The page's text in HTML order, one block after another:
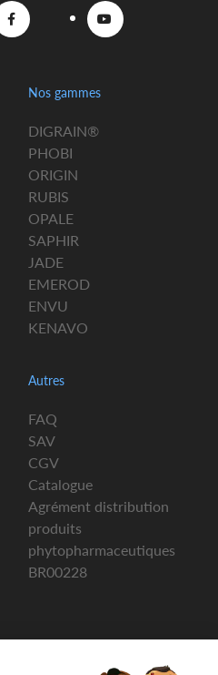
Nos gammes
DIGRAIN®
PHOBI
ORIGIN
RUBIS
OPALE
SAPHIR
JADE
EMEROD
ENVU
KENAVO
Autres
FAQ
SAV
CGV
Catalogue
Agrément distribution
produits
phytopharmaceutiques
BR00228